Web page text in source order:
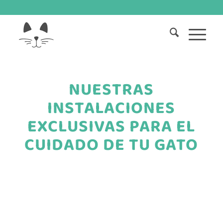
NUESTRAS
INSTALACIONES
EXCLUSIVAS PARA EL
CUIDADO DE TU GATO